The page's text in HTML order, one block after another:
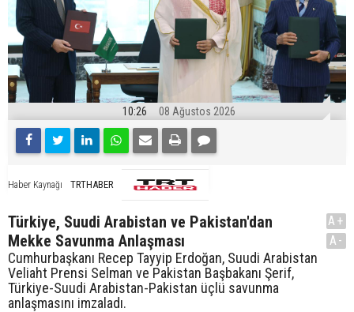
10:26 08 Ağustos 2026
Haber Kaynağı TRTHABER
Türkiye, Suudi Arabistan ve Pakistan'dan
Mekke Savunma Anlaşması
Cumhurbaşkanı Recep Tayyip Erdoğan, Suudi Arabistan
Veliaht Prensi Selman ve Pakistan Başbakanı Şerif,
Türkiye-Suudi Arabistan-Pakistan üçlü savunma
anlaşmasını imzaladı.
A+
A-